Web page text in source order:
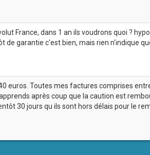
France, dans 1 an ils voudrons quoi ?
garantie c'est bien, mais rien n'indique
euros. Toutes mes factures comprises
après coup que la caution est
30 jours qu ils sont hors délais pour le